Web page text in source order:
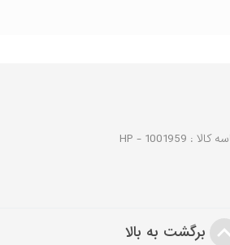
کالا : HP - 1001959
برگشت به بالا